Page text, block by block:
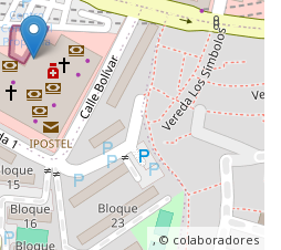
, © colaboradores